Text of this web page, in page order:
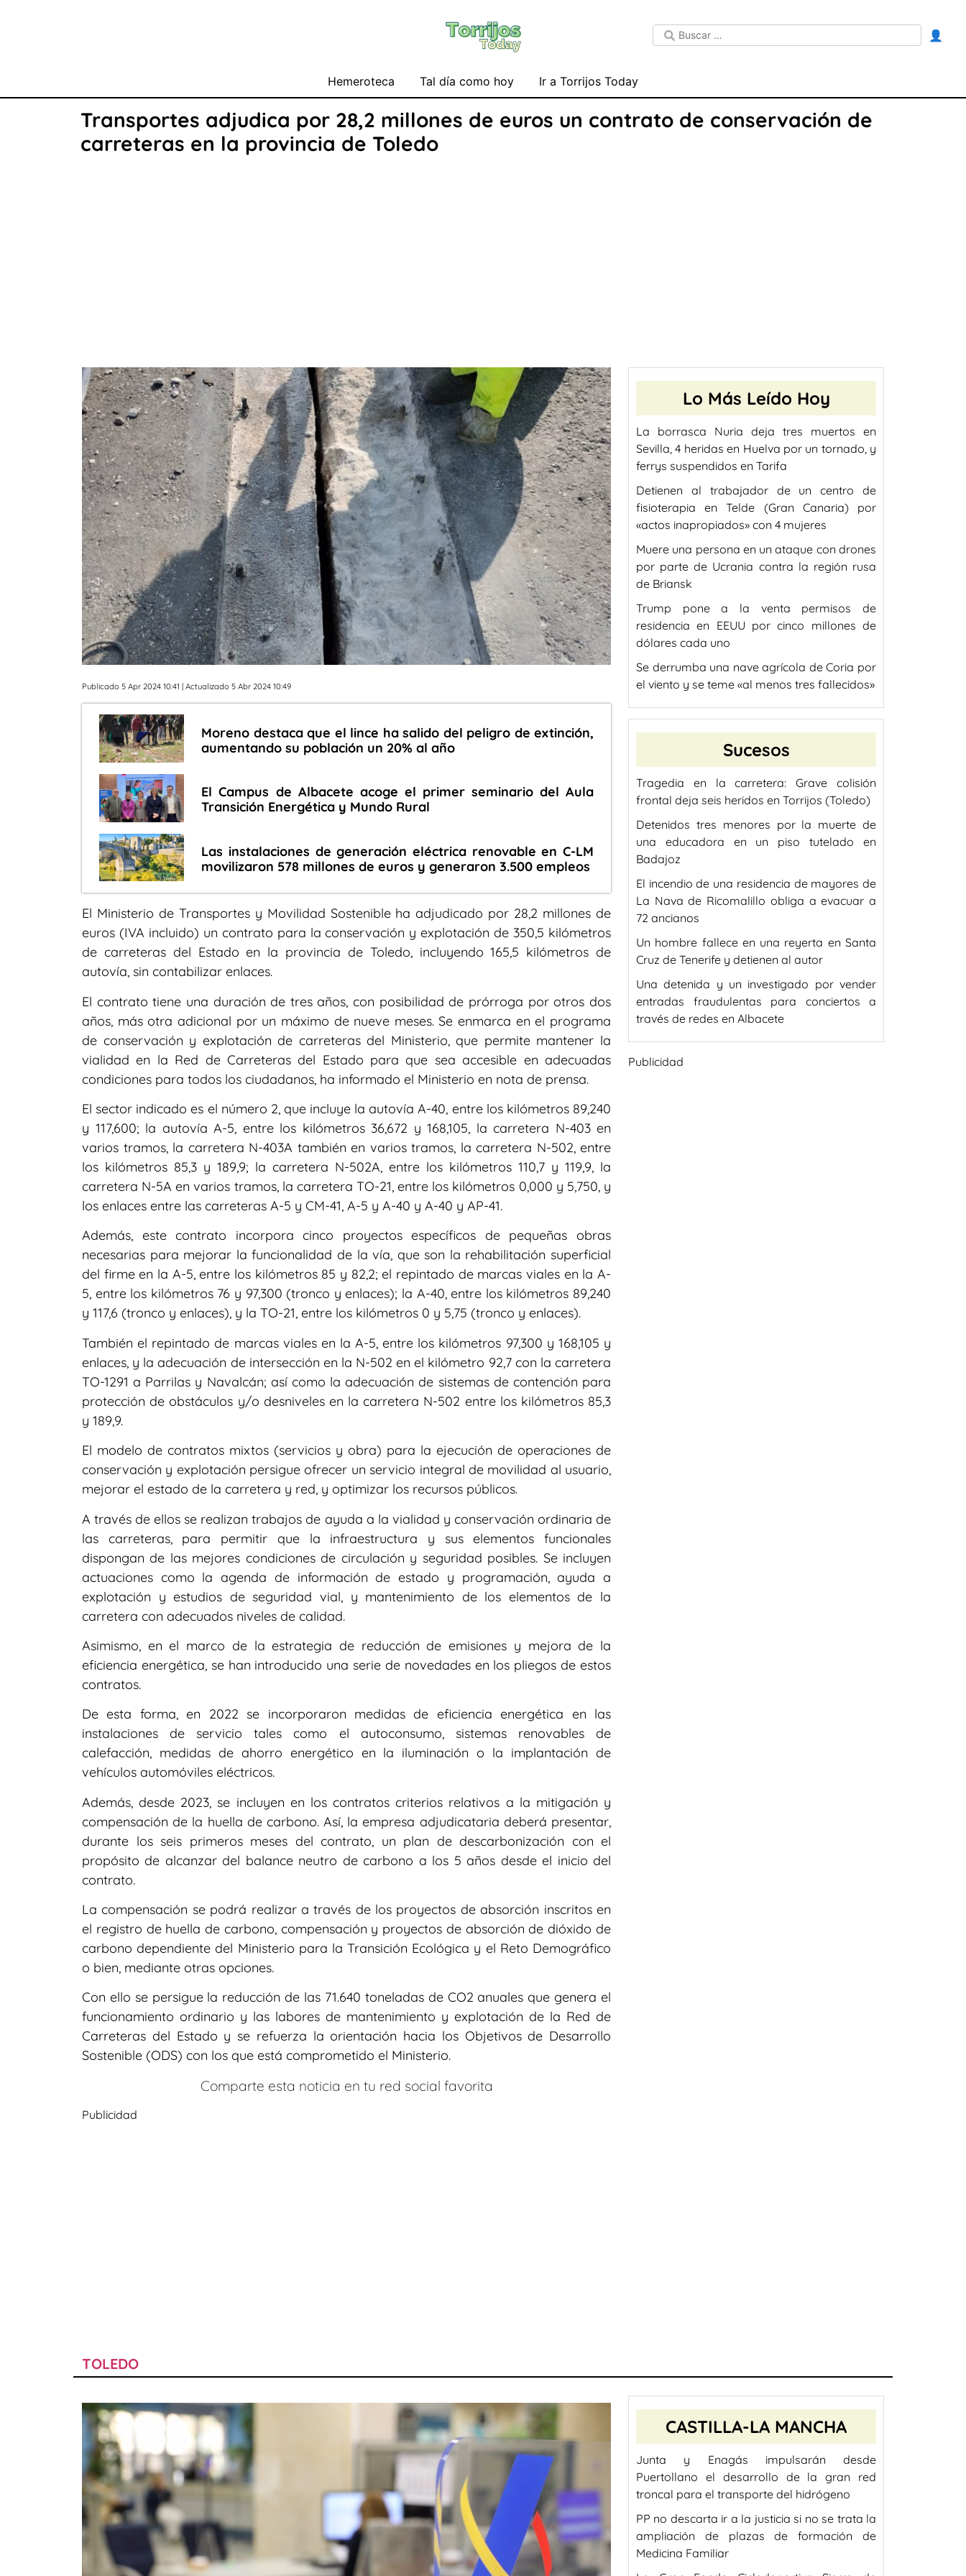
👤
Hemeroteca Tal día como hoy Ir a Torrijos Today
Transportes adjudica por 28,2 millones de euros un contrato de conservación de
carreteras en la provincia de Toledo
Publicado 5 Apr 2024 10:41 | Actualizado 5 Abr 2024 10:49
Moreno destaca que el lince ha salido del peligro de extinción,
aumentando su población un 20% al año
El Campus de Albacete acoge el primer seminario del Aula
Transición Energética y Mundo Rural
Las instalaciones de generación eléctrica renovable en C-LM
movilizaron 578 millones de euros y generaron 3.500 empleos
El Ministerio de Transportes y Movilidad Sostenible ha adjudicado por 28,2 millones de
euros (IVA incluido) un contrato para la conservación y explotación de 350,5 kilómetros
de carreteras del Estado en la provincia de Toledo, incluyendo 165,5 kilómetros de
autovía, sin contabilizar enlaces.
El contrato tiene una duración de tres años, con posibilidad de prórroga por otros dos
años, más otra adicional por un máximo de nueve meses. Se enmarca en el programa
de conservación y explotación de carreteras del Ministerio, que permite mantener la
vialidad en la Red de Carreteras del Estado para que sea accesible en adecuadas
condiciones para todos los ciudadanos, ha informado el Ministerio en nota de prensa.
El sector indicado es el número 2, que incluye la autovía A-40, entre los kilómetros 89,240
y 117,600; la autovía A-5, entre los kilómetros 36,672 y 168,105, la carretera N-403 en
varios tramos, la carretera N-403A también en varios tramos, la carretera N-502, entre
los kilómetros 85,3 y 189,9; la carretera N-502A, entre los kilómetros 110,7 y 119,9, la
carretera N-5A en varios tramos, la carretera TO-21, entre los kilómetros 0,000 y 5,750, y
los enlaces entre las carreteras A-5 y CM-41, A-5 y A-40 y A-40 y AP-41.
Además, este contrato incorpora cinco proyectos específicos de pequeñas obras
necesarias para mejorar la funcionalidad de la vía, que son la rehabilitación superficial
del firme en la A-5, entre los kilómetros 85 y 82,2; el repintado de marcas viales en la A-
5, entre los kilómetros 76 y 97,300 (tronco y enlaces); la A-40, entre los kilómetros 89,240
y 117,6 (tronco y enlaces), y la TO-21, entre los kilómetros 0 y 5,75 (tronco y enlaces).
También el repintado de marcas viales en la A-5, entre los kilómetros 97,300 y 168,105 y
enlaces, y la adecuación de intersección en la N-502 en el kilómetro 92,7 con la carretera
TO-1291 a Parrilas y Navalcán; así como la adecuación de sistemas de contención para
protección de obstáculos y/o desniveles en la carretera N-502 entre los kilómetros 85,3
y 189,9.
El modelo de contratos mixtos (servicios y obra) para la ejecución de operaciones de
conservación y explotación persigue ofrecer un servicio integral de movilidad al usuario,
mejorar el estado de la carretera y red, y optimizar los recursos públicos.
A través de ellos se realizan trabajos de ayuda a la vialidad y conservación ordinaria de
las carreteras, para permitir que la infraestructura y sus elementos funcionales
dispongan de las mejores condiciones de circulación y seguridad posibles. Se incluyen
actuaciones como la agenda de información de estado y programación, ayuda a
explotación y estudios de seguridad vial, y mantenimiento de los elementos de la
carretera con adecuados niveles de calidad.
Asimismo, en el marco de la estrategia de reducción de emisiones y mejora de la
eficiencia energética, se han introducido una serie de novedades en los pliegos de estos
contratos.
De esta forma, en 2022 se incorporaron medidas de eficiencia energética en las
instalaciones de servicio tales como el autoconsumo, sistemas renovables de
calefacción, medidas de ahorro energético en la iluminación o la implantación de
vehículos automóviles eléctricos.
Además, desde 2023, se incluyen en los contratos criterios relativos a la mitigación y
compensación de la huella de carbono. Así, la empresa adjudicataria deberá presentar,
durante los seis primeros meses del contrato, un plan de descarbonización con el
propósito de alcanzar del balance neutro de carbono a los 5 años desde el inicio del
contrato.
La compensación se podrá realizar a través de los proyectos de absorción inscritos en
el registro de huella de carbono, compensación y proyectos de absorción de dióxido de
carbono dependiente del Ministerio para la Transición Ecológica y el Reto Demográfico
o bien, mediante otras opciones.
Con ello se persigue la reducción de las 71.640 toneladas de CO2 anuales que genera el
funcionamiento ordinario y las labores de mantenimiento y explotación de la Red de
Carreteras del Estado y se refuerza la orientación hacia los Objetivos de Desarrollo
Sostenible (ODS) con los que está comprometido el Ministerio.
Comparte esta noticia en tu red social favorita
Publicidad
Lo Más Leído Hoy
La borrasca Nuria deja tres muertos en
Sevilla, 4 heridas en Huelva por un tornado, y
ferrys suspendidos en Tarifa
Detienen al trabajador de un centro de
fisioterapia en Telde (Gran Canaria) por
«actos inapropiados» con 4 mujeres
Muere una persona en un ataque con drones
por parte de Ucrania contra la región rusa
de Briansk
Trump pone a la venta permisos de
residencia en EEUU por cinco millones de
dólares cada uno
Se derrumba una nave agrícola de Coria por
el viento y se teme «al menos tres fallecidos»
Sucesos
Tragedia en la carretera: Grave colisión
frontal deja seis heridos en Torrijos (Toledo)
Detenidos tres menores por la muerte de
una educadora en un piso tutelado en
Badajoz
El incendio de una residencia de mayores de
La Nava de Ricomalillo obliga a evacuar a
72 ancianos
Un hombre fallece en una reyerta en Santa
Cruz de Tenerife y detienen al autor
Una detenida y un investigado por vender
entradas fraudulentas para conciertos a
través de redes en Albacete
Publicidad
TOLEDO
CASTILLA-LA MANCHA
Junta y Enagás impulsarán desde
Puertollano el desarrollo de la gran red
troncal para el transporte del hidrógeno
PP no descarta ir a la justicia si no se trata la
ampliación de plazas de formación de
Medicina Familiar